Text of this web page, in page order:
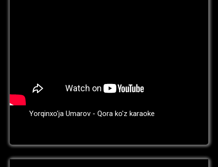
Yorqinxo'ja Umarov - Qora ko'z karaoke